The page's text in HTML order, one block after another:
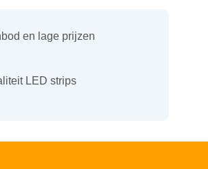
en lage prijzen
LED strips